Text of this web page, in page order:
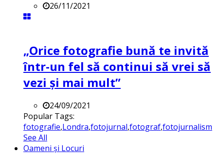
26/11/2021
„Orice fotografie bună te invită
într-un fel să continui să vrei să
vezi și mai mult”
24/09/2021
Popular Tags:
fotografie,Londra,fotojurnal,fotograf,fotojurnalism
See All
Oameni și Locuri